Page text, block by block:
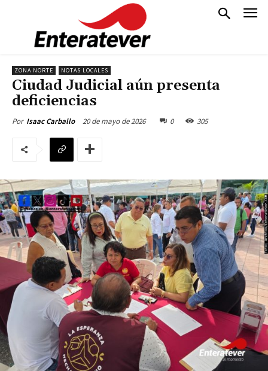
ZONA NORTE NOTAS LOCALES
Ciudad Judicial aún presenta
deficiencias
Por Isaac Carballo 20 de mayo de 2026 0 305